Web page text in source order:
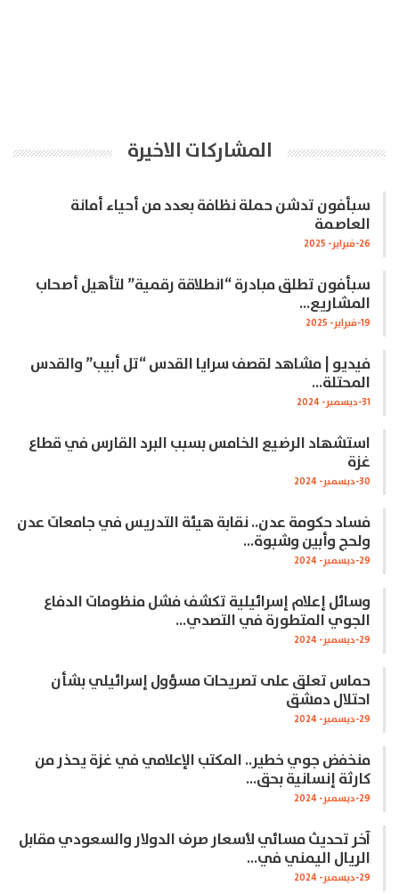
المشاركات الاخيرة
سبأفون تدشن حملة نظافة بعدد من أحياء أمانة
العاصمة
26-فبراير- 2025
سبأفون تطلق مبادرة “انطلاقة رقمية” لتأهيل أصحاب
المشاريع…
19-فبراير- 2025
فيديو | مشاهد لقصف سرايا القدس “تل أبيب” والقدس
المحتلة…
31-ديسمبر- 2024
استشهاد الرضيع الخامس بسبب البرد القارس في قطاع
غزة
30-ديسمبر- 2024
فساد حكومة عدن.. نقابة هيئة التدريس في جامعات عدن
ولحج وأبين وشبوة…
29-ديسمبر- 2024
وسائل إعلام إسرائيلية تكشف فشل منظومات الدفاع
الجوي المتطورة في التصدي…
29-ديسمبر- 2024
حماس تعلق على تصريحات مسؤول إسرائيلي بشأن
احتلال دمشق
29-ديسمبر- 2024
منخفض جوي خطير.. المكتب الإعلامي في غزة يحذر من
كارثة إنسانية بحق…
29-ديسمبر- 2024
آخر تحديث مسائي لأسعار صرف الدولار والسعودي مقابل
الريال اليمني في…
29-ديسمبر- 2024